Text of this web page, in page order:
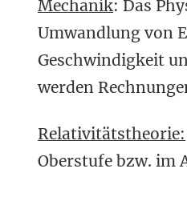
Mechanik: Das
Umwandlung von
Geschwindigkeit
werden
Relativitätstheorie:
Oberstufe bzw. im